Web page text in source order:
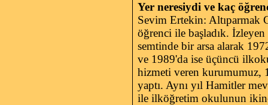
Yer neresiydi ve kaç
Sevim Ertekin: Altıparmak
öğrenci ile başladık.
semtinde bir arsa alarak
ve 1989'da ise üçüncü
hizmeti veren kurumumuz,
yaptı. Aynı yıl Hamitler
ile ilköğretim okulunun